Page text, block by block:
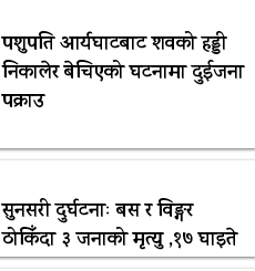
पशुपति आर्यघाटबाट शवको हड्डी
निकालेर बेचिएको घटनामा दुईजना
पक्राउ
सुनसरी दुर्घटनाः बस र विङ्गर
ठोकिँदा ३ जनाको मृत्यु ,१७ घाइते